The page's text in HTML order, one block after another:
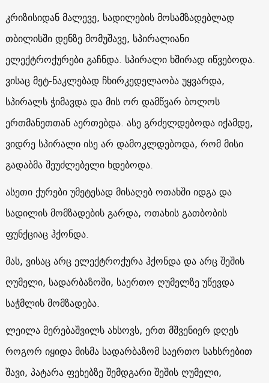
კრიზისიდან მალევე, სადილების მოსამზადებლად
თბილისში დენზე მომუშავე, სპირალიანი
ელექტროქურები გაჩნდა. სპირალი ხშირად იწვებოდა.
ვისაც მეტ-ნაკლებად ჩხირკედელაობა უყვარდა,
სპირალს ჭიმავდა და მის ორ დამწვარ ბოლოს
ერთმანეთთან აერთებდა. ასე გრძელდებოდა იქამდე,
ვიდრე სპირალი ისე არ დამოკლდებოდა, რომ მისი
გადაბმა შეუძლებელი ხდებოდა.
ასეთი ქურები უმეტესად მისაღებ ოთახში იდგა და
სადილის მომზადების გარდა, ოთახის გათბობის
ფუნქციაც ჰქონდა.
მას, ვისაც არც ელექტროქურა ჰქონდა და არც შეშის
ღუმელი, სადარბაზოში, საერთო ღუმელზე უწევდა
საჭმლის მომზადება.
ლეილა მერებაშვილს ახსოვს, ერთ მშვენიერ დღეს
როგორ იყიდა მისმა სადარბაზომ საერთო სახსრებით
შავი, პატარა ფეხებზე შემდგარი შეშის ღუმელი,